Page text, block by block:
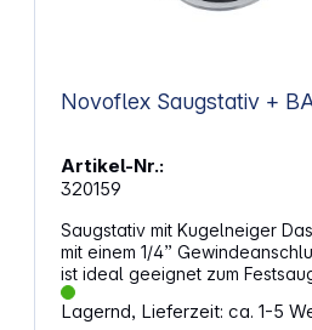
Novoflex Saugstativ +
Artikel-Nr.:
320159
Saugstativ mit Kugelneiger Das Saugstativ (SP) ist
mit einem 1/4”
ist ideal geeignet zum
Flächen.Der äußerst kompakte
Kugelkopf BALL 19 hält problemlos Ausrüstungen bis
Lagernd, Lieferzeit: ca. 1-5